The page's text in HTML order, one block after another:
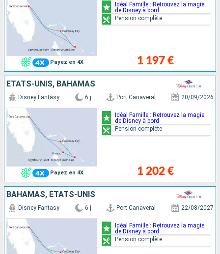
Payez en 4X 1 197 €
Idéal Famille : Retrouvez la magie
de Disney à bord
Pension complète
ÉTATS-UNIS, BAHAMAS
Payez en 4X
Disney Fantasy 6 j Port Canaveral 20/09/2026
1 202 €
Idéal Famille : Retrouvez la magie
de Disney à bord
Pension complète
BAHAMAS, ÉTATS-UNIS
Disney Fantasy 6 j Port Canaveral 22/08/2027
Idéal Famille : Retrouvez la magie
de Disney à bord
Pension complète